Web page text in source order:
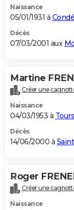
Naissance
05/01/1931 à
Décès
07/03/2001 aux
Martine
Créer une
Naissance
04/03/1953 à Tours
Décès
14/06/2000 à
Roger
Créer une
Naissance